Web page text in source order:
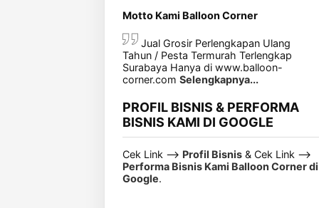
Motto Kami Balloon Corner
Jual Grosir Perlengkapan Ulang
Tahun / Pesta Termurah Terlengkap
Surabaya Hanya di www.balloon-
corner.com Selengkapnya...
PROFIL BISNIS & PERFORMA
BISNIS KAMI DI GOOGLE
Cek Link --> Profil Bisnis & Cek Link -->
Performa Bisnis Kami Balloon Corner di
Google.